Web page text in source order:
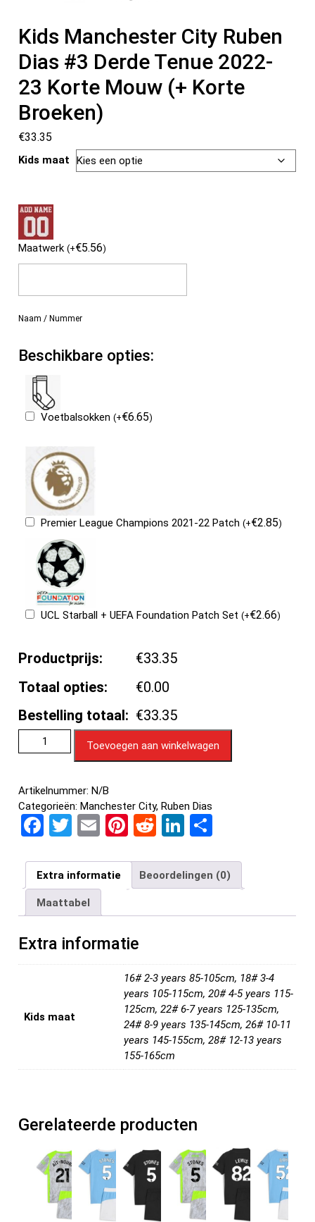
Kids Manchester City Ruben
Dias #3 Derde Tenue 2022-
23 Korte Mouw (+ Korte
Broeken)
€33.35
Kids maat
Maatwerk(+€5.56)
Naam / Nummer
Beschikbare opties:
Voetbalsokken(+€6.65)
Premier League Champions 2021-22 Patch(+€2.85)
UCL Starball + UEFA Foundation Patch Set(+€2.66)
Productprijs:
€33.35
Totaal opties:
€0.00
Bestelling totaal: €33.35
Toevoegen aan winkelwagen
Artikelnummer: N/B
Categorieën: Manchester City, Ruben Dias
F
ce
b
o
o
k
T
tt
er
E
ail
Pi
er
es
t
R
d
di
t
Li
ke
dI
n
e
n
Extra informatie Beoordelingen (0)
Maattabel
Extra informatie
Kids maat
16# 2-3 years 85-105cm, 18# 3-4
years 105-115cm, 20# 4-5 years 115-
125cm, 22# 6-7 years 125-135cm,
24# 8-9 years 135-145cm, 26# 10-11
years 145-155cm, 28# 12-13 years
155-165cm
Gerelateerde producten